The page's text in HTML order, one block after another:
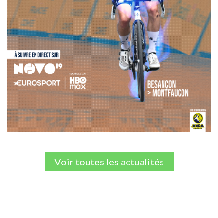
Voir toutes les actualités